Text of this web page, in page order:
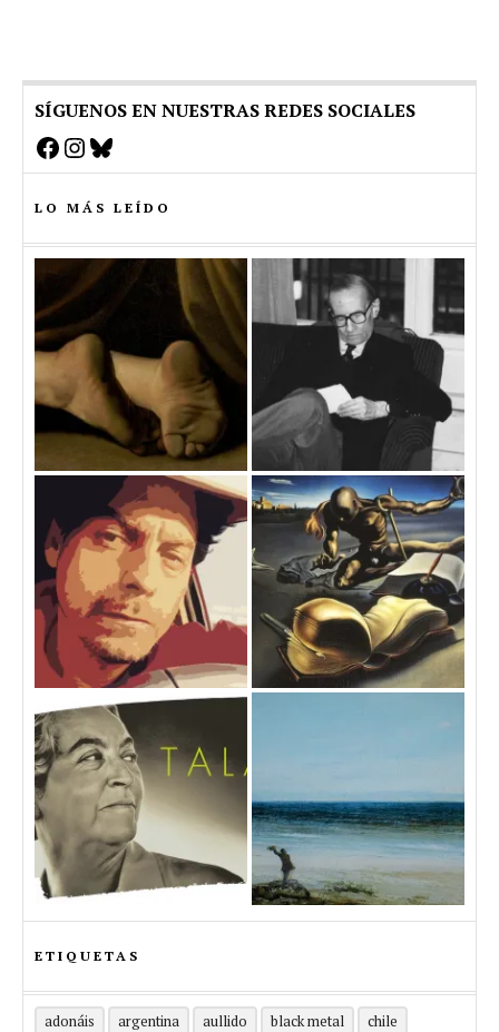
SÍGUENOS EN NUESTRAS REDES SOCIALES
Facebook
Instagram
Bluesky
LO MÁS LEÍDO
ETIQUETAS
adonáis argentina aullido black metal
chile